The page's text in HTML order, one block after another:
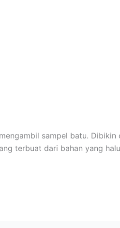
sampel batu.
terbuat dari bahan yang